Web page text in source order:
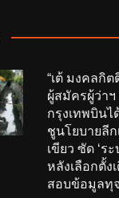
“เต้ มงคลกิต
ผู้สมัครผู้ว่า
กรุงเทพบินไ
ชูนโยบายลี
เขียว ซัด ‘ร
หลังเลือกตั้ง
สอบข้อมูลทุ